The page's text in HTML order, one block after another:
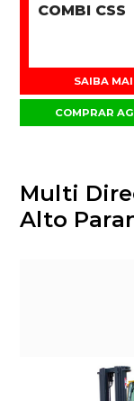
COMBI CSS
SAIBA
COMPRAR
Multi
Alto